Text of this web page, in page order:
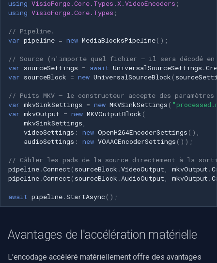
using VisioForge.Core.Types.X.VideoEncoders ;
using VisioForge.Core.Types ;
// Pipeline.
var pipeline = new MediaBlocksPipeline();
// Source (n'importe quel fichier — il sera décodé
var sourceSettings = await UniversalSourceSettings .
var sourceBlock = new UniversalSourceBlock (
// Puits MKV — le constructeur accepte des
var mkvSinkSettings = new MKVSinkSettings (
var mkvOutput = new MKVOutputBlock (
mkvSinkSettings
videoSettings : new OpenH264EncoderSettings (),
audioSettings : new VOAACEncoderSettings ());
// Câbler les pads de la source directement à la
pipeline.Connect ( sourceBlock .VideoOutput mkvOutput .
pipeline.Connect ( sourceBlock . AudioOutput mkvOutput .
await pipeline.StartAsync ();
Avantages de l'accélération matérielle
L'encodage accéléré matériellement offre des avantages